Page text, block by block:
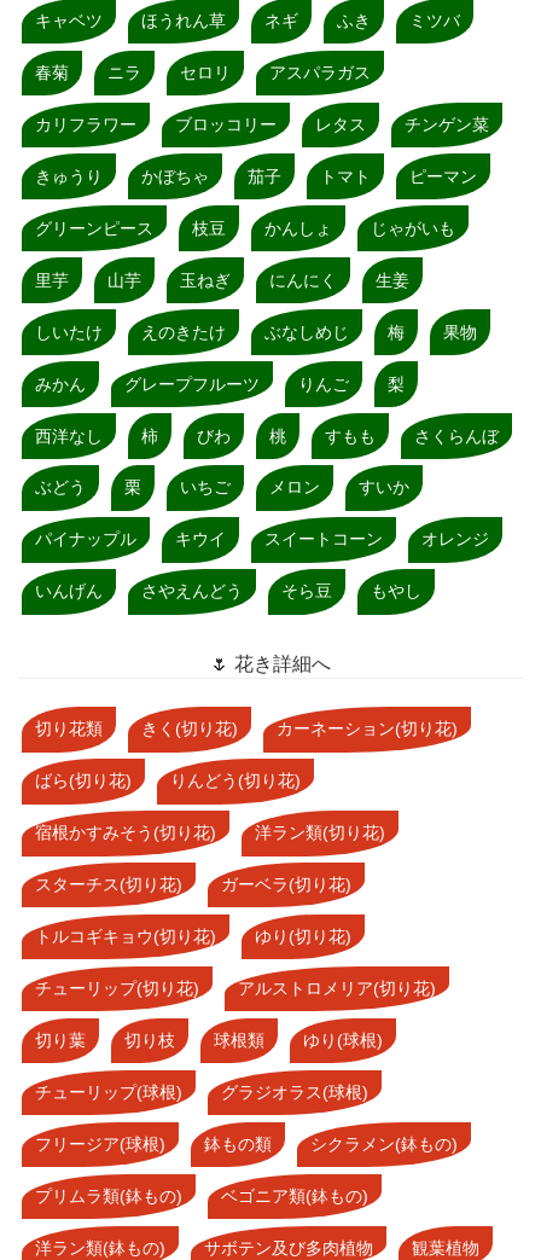
キャベツ ほうれん草 ネギ ふき ミツバ
春菊 ニラ セロリ アスパラガス
カリフラワー ブロッコリー レタス チンゲン菜
きゅうり かぼちゃ 茄子 トマト ピーマン
グリーンピース 枝豆 かんしょ じゃがいも
里芋 山芋 玉ねぎ にんにく 生姜
しいたけ えのきたけ ぶなしめじ 梅 果物
みかん グレープフルーツ りんご 梨
西洋なし 柿 びわ 桃 すもも さくらんぼ
ぶどう 栗 いちご メロン すいか
パイナップル キウイ スイートコーン オレンジ
いんげん さやえんどう そら豆 もやし
🌷 花き詳細へ
切り花類 きく(切り花) カーネーション(切り花)
ばら(切り花) りんどう(切り花)
宿根かすみそう(切り花) 洋ラン類(切り花)
スターチス(切り花) ガーベラ(切り花)
トルコギキョウ(切り花) ゆり(切り花)
チューリップ(切り花) アルストロメリア(切り花)
切り葉 切り枝 球根類 ゆり(球根)
チューリップ(球根) グラジオラス(球根)
フリージア(球根) 鉢もの類 シクラメン(鉢もの)
プリムラ類(鉢もの) ベゴニア類(鉢もの)
洋ラン類(鉢もの) サボテン及び多肉植物 観葉植物